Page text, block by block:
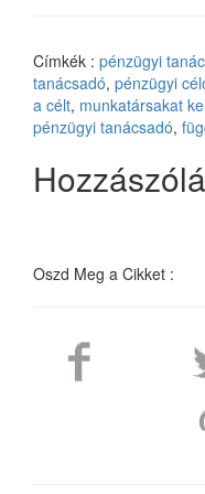
Címkék : pénzügyi
tanácsadó, pénzügyi
a célt, munkatársakat
pénzügyi tanácsadó,
Oszd Meg a Cikket :